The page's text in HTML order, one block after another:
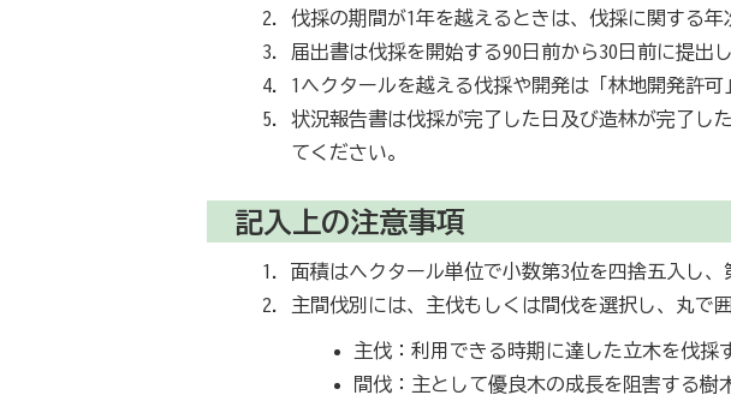
伐採の期間が1年を越えるときは、伐採に関する年
届出書は伐採を開始する90日前から30日前に提出
1ヘクタールを越える伐採や開発は「林地開発許可
状況報告書は伐採が完了した日及び造林が完了し
てください。
記入上の注意事項
面積はヘクタール単位で小数第3位を四捨五入し、
主間伐別には、主伐もしくは間伐を選択し、丸で
主伐：利用できる時期に達した立木を伐採
間伐：主として優良木の成長を阻害する樹